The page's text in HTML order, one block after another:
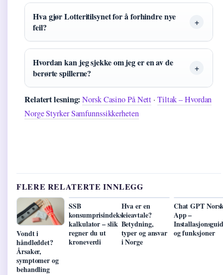
Hva gjør Lotteritilsynet for å forhindre nye
feil?
Hvordan kan jeg sjekke om jeg er en av de
berørte spillerne?
Relatert lesning: Norsk Casino På Nett · Tiltak – Hvordan
Norge Styrker Samfunnssikkerheten
FLERE RELATERTE INNLEGG
Vondt i
håndleddet?
Årsaker,
symptomer og
behandling
SSB
konsumprisindeks
kalkulator – slik
regner du ut
kroneverdi
Hva er en
leieavtale?
Betydning,
typer og ansvar
i Norge
Chat GPT
App –
og funksjoner